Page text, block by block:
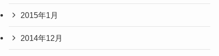
2015年1月
2014年12月